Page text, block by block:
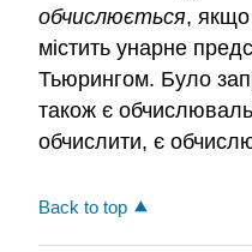
обчислюється, якщо
містить унарне
Тьюрингом. Було
також є
обчислити, є
Back to top